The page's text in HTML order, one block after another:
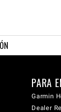
PARA
Garmin
Dealer